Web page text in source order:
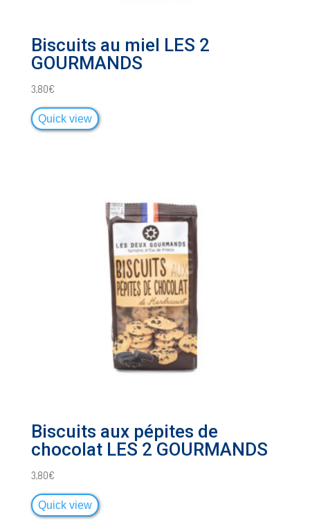
Biscuits au miel LES 2
GOURMANDS
3,80€
Quick view
Biscuits aux pépites de
chocolat LES 2 GOURMANDS
3,80€
Quick view